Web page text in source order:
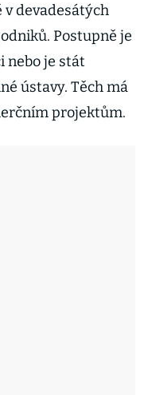
devadesátých
Postupně je
nebo je stát
ústavy. Těch má
projektům.